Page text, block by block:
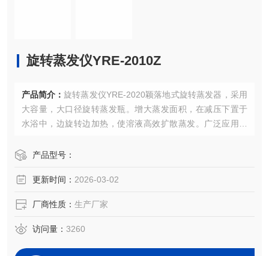
旋转蒸发仪YRE-2010Z
产品简介： 旋转蒸发仪YRE-2020颖落地式旋转蒸发器，采用
大容量，大口径旋转蒸发瓶。增大蒸发面积，在减压下置于
水浴中，边旋转边加热，使溶液高效扩散蒸发。广泛应用于
品，环保，高等院校和科研实验室及工矿等单位，批量生产
产品型号：
更新时间： 2026-03-02
厂商性质： 生产厂家
访问量： 3260